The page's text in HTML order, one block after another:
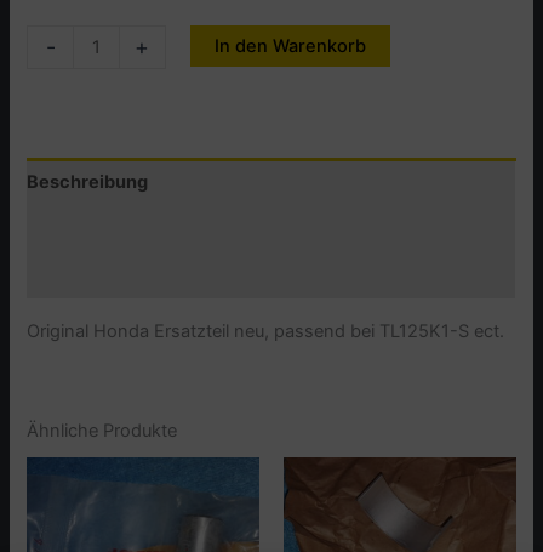
-
Menge
+ In den Warenkorb
Beschreibung
Original Honda Ersatzteil neu, passend bei TL125K1-S ect.
Ähnliche Produkte